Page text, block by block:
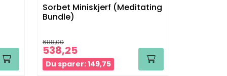
Sorbet Miniskjerf (Meditating
Bundle)
688,00
538,25
Du sparer: 149,75